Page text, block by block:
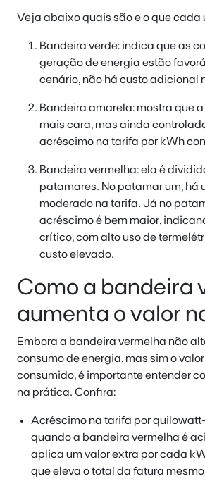
Veja abaixo quais são e o que cada
Bandeira verde: indica que as
geração de energia estão
cenário, não há custo adicional
Bandeira amarela: mostra que
mais cara, mas ainda
acréscimo na tarifa por kWh
Bandeira vermelha: ela é
patamares. No patamar um, há
moderado na tarifa. Já no
acréscimo é bem maior,
crítico, com alto uso de
custo elevado.
Como a bandeira
aumenta o valor
Embora a bandeira vermelha não
consumo de energia, mas sim o
consumido, é importante entender
na prática. Confira:
Acréscimo na tarifa por
quando a bandeira vermelha é
aplica um valor extra por cada
que eleva o total da fatura